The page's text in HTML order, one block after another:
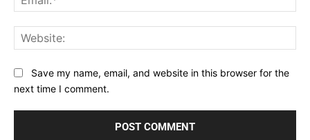
Save my name, email, and website in this browser for the
next time I comment.